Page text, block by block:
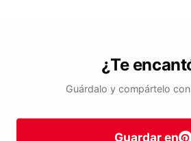
¿Te
Guárdalo y compártelo
Guardar en